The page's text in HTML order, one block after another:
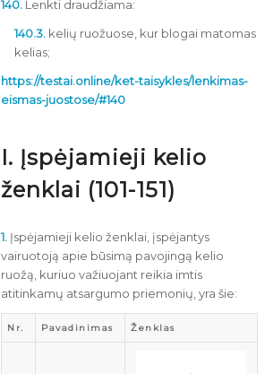
140. Lenkti draudžiama:
140.3. kelių ruožuose, kur blogai matomas
kelias;
https://testai.online/ket-taisykles/lenkimas-
eismas-juostose/#140
I. Įspėjamieji kelio
ženklai (101-151)
1. Įspėjamieji kelio ženklai, įspėjantys
vairuotoją apie būsimą pavojingą kelio
ruožą, kuriuo važiuojant reikia imtis
atitinkamų atsargumo priemonių, yra šie:
Nr. Pavadinimas Ženklas